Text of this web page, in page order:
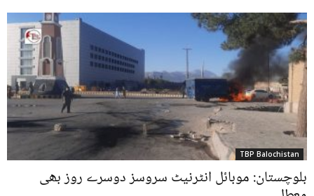
TBP Balochistan
بلوچستان: موبائل انٹرنیٹ سروسز دوسرے روز بھی